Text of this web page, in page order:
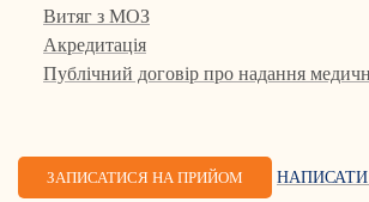
Витяг з МОЗ
Акредитація
Публічний договір про надання
ЗАПИСАТИСЯ НА ПРИЙОМ